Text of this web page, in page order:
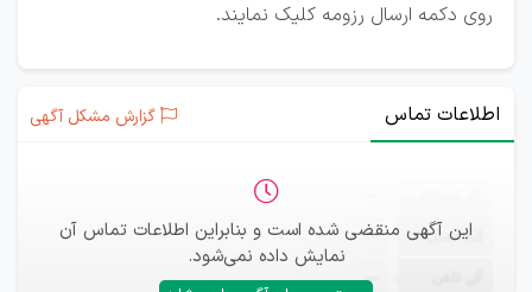
روی دکمه ارسال رزومه کلیک نمایند.
اطلاعات تماس گزارش مشکل آگهی
این آگهی منقضی شده است و بنابراین اطلاعات تماس آن
نمایش داده نمی‌شود.
ایمیل —
—